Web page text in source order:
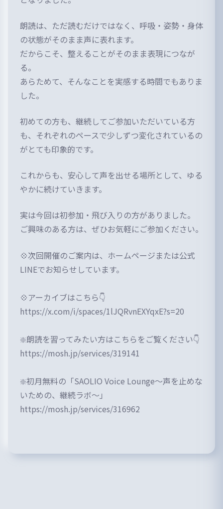
朗読は、ただ読むだけではなく、 呼吸・姿勢・身体
の状態がそのまま声に表れます。
だからこそ、 整えることがそのまま表現につなが
る。
あらためて、そんなことを実感する時間でもありま
した。
初めての方も、継続してご参加いただいている方
も、 それぞれのペースで少しずつ変化されているの
がとても印象的です。
これからも、安心して声を出せる場所として、 ゆる
やかに続けていきます。
実は今回は初参加・飛び入りの方がありました。
ご興味のある方は、ぜひお気軽にご参加ください。
💠次回開催のご案内は、ホームページまたは公式
LINEでお知らせしています。
💠アーカイブはこちら👇
https://x.com/i/spaces/1lJQRvnEXYqxE?s=20
❇️朗読を習ってみたい方はこちらをご覧ください👇
https://mosh.jp/services/319141
❇️初月無料の「SAOLIO Voice Lounge〜声を止めな
いための、継続ラボ〜」
https://mosh.jp/services/316962